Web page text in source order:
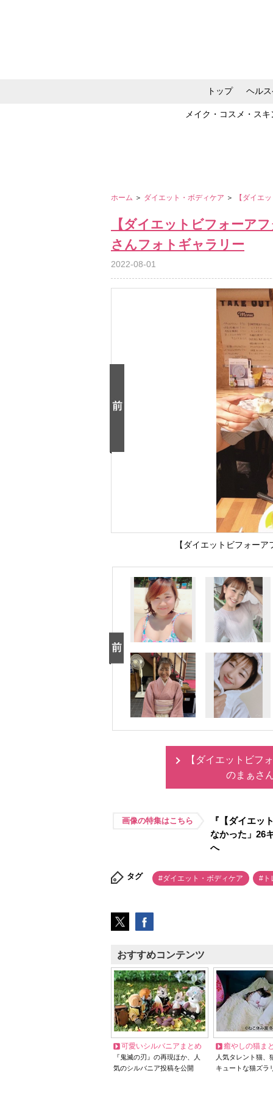
トップ ヘル
メイク・コスメ・ス
ホーム ＞ ダイエット・ボディケア ＞ 【ダイエ
【ダイエットビフォーア
さんフォトギャラリー
2022-08-01
【ダイエットビフォー
【ダイエットビフ
のまぁさ
画像の特集はこちら
『【ダイエッ
なかった」26
へ
タグ #ダイエット・ボディケア #ト
おすすめコンテンツ
可愛いシルバニアまとめ
『鬼滅の刃』の再現ほか、人
気のシルバニア投稿を公開
癒やしの猫ま
人気タレント猫
キュートな猫ズラ